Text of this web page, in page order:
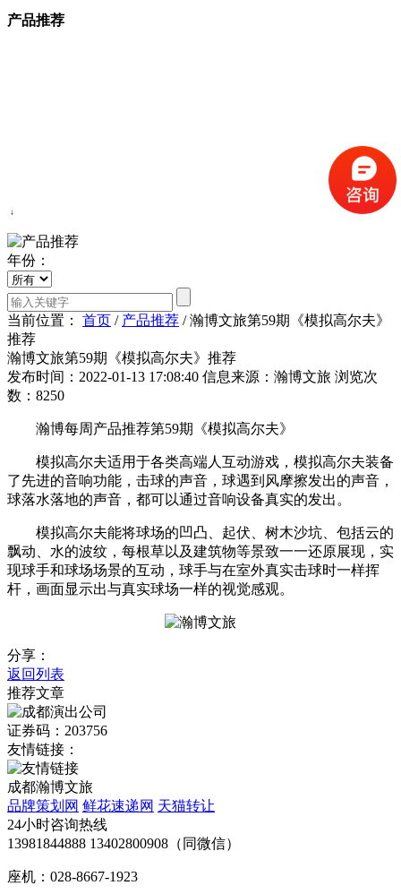
产品推荐
↓
年份：
当前位置： 首页 / 产品推荐 /瀚博文旅第59期《模拟高尔夫》
推荐
瀚博文旅第59期《模拟高尔夫》推荐
发布时间：2022-01-13 17:08:40 信息来源：瀚博文旅 浏览次
数：8250
瀚博每周产品推荐第59期《模拟高尔夫》
模拟高尔夫适用于各类高端人互动游戏，模拟高尔夫装备
了先进的音响功能，击球的声音，球遇到风摩擦发出的声音，
球落水落地的声音，都可以通过音响设备真实的发出。
模拟高尔夫能将球场的凹凸、起伏、树木沙坑、包括云的
飘动、水的波纹，每根草以及建筑物等景致一一还原展现，实
现球手和球场场景的互动，球手与在室外真实击球时一样挥
杆，画面显示出与真实球场一样的视觉感观。
分享：
返回列表
推荐文章
证券码：203756
友情链接：
成都瀚博文旅
品牌策划网 鲜花速递网 天猫转让
24小时咨询热线
13981844888 13402800908（同微信）
座机：028-8667-1923